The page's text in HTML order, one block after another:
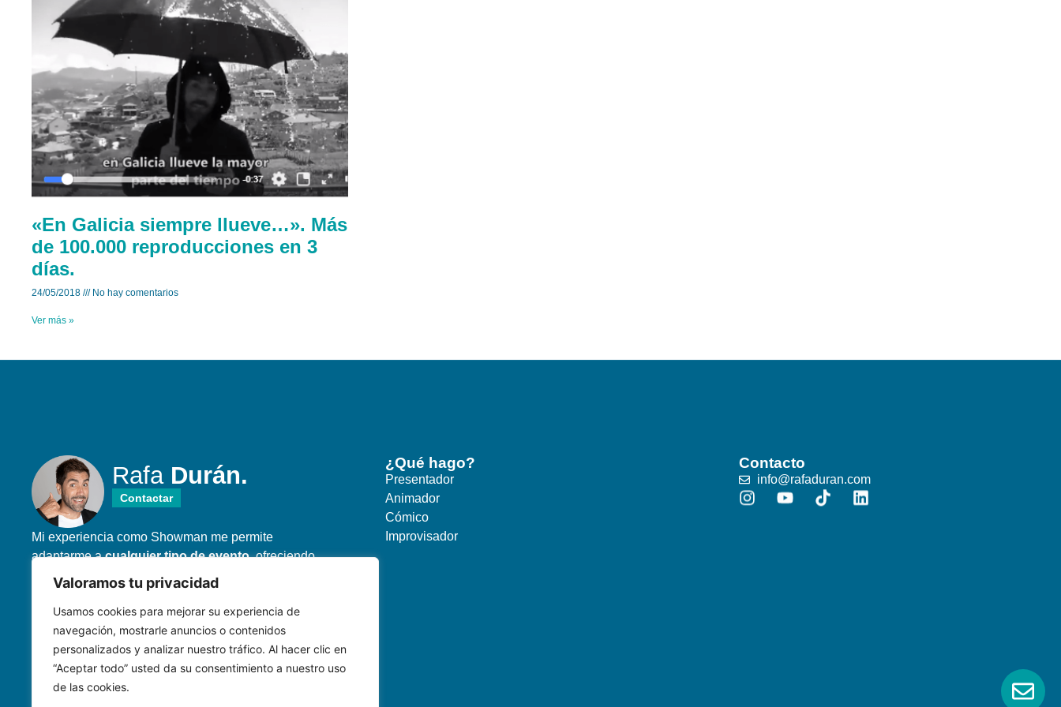
Valoramos tu privacidad
Usamos cookies para mejorar su experiencia de
navegación, mostrarle anuncios o contenidos
personalizados y analizar nuestro tráfico. Al hacer clic en
“Aceptar todo” usted da su consentimiento a nuestro uso
de las cookies.
«En Galicia siempre llueve…». Más
de 100.000 reproducciones en 3
días.
24/05/2018 No hay comentarios
Ver más »
Rafa Durán.
Contactar
Mi experiencia como Showman me permite
adaptarme acualquier tipo de evento, ofreciendo
un enfoque personalizado y asegurando que el
público siempre esté conectado y pasándolo en
grande.
¿Qué hago?
Presentador
Animador
Cómico
Improvisador
Contacto
info@rafaduran.com